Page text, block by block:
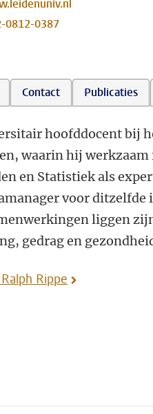
0812-0387
Contact Publicaties
hoofddocent bij
waarin hij
en Statistiek als
voor ditzelfde
liggen
gedrag en
Rippe